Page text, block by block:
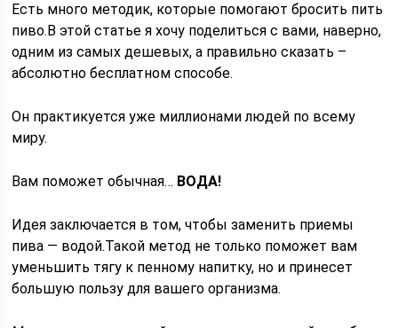
Есть много методик, которые помогают бросить пить
пиво.В этой статье я хочу поделиться с вами, наверно,
одним из самых дешевых, а правильно сказать –
абсолютно бесплатном способе.
Он практикуется уже миллионами людей по всему
миру.
Вам поможет обычная… ВОДА!
Идея заключается в том, чтобы заменить приемы
пива — водой.Такой метод не только поможет вам
уменьшить тягу к пенному напитку, но и принесет
большую пользу для вашего организма.